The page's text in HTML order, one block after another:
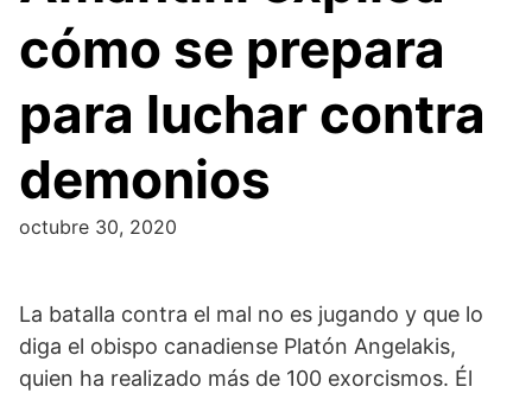
cómo se prepara
para luchar contra
demonios
octubre 30, 2020
La batalla contra el mal no es jugando y que lo
diga el obispo canadiense Platón Angelakis,
quien ha realizado más de 100 exorcismos. Él